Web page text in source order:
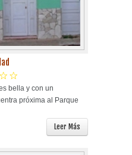
bella y con un
próxima al Parque
Leer Más